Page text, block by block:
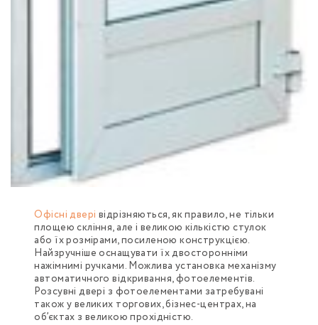
Офісні двері відрізняються, як правило, не тільки
площею скління, але і великою кількістю стулок
або їх розмірами, посиленою конструкцією.
Найзручніше оснащувати їх двосторонніми
нажімнимі ручками. Можлива установка механізму
автоматичного відкривання, фотоелементів.
Розсувні двері з фотоелементами затребувані
також у великих торгових, бізнес-центрах, на
об’єктах з великою прохідністю.